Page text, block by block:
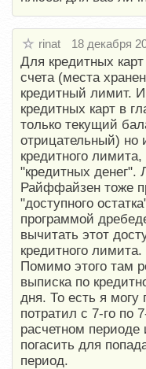
rinat 18 декабря
Для кредитных
счета (места
кредитный лимит. И
кредитных карт в
только текущий
отрицательный) но
кредитного
"кредитных денег".
Райффайзен тоже
"доступного
программой
вычитать этот
кредитного лимита.
Помимо этого там
выписка по
дня. То есть я могу
потратил с 7-го по
расчетном
погасить для
период.